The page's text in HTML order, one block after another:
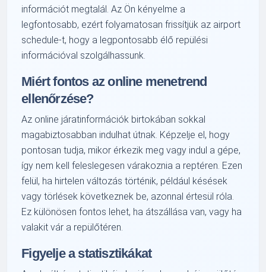
információt megtalál. Az Ön kényelme a
legfontosabb, ezért folyamatosan frissítjük az airport
schedule-t, hogy a legpontosabb élő repülési
információval szolgálhassunk.
Miért fontos az online menetrend
ellenőrzése?
Az online járatinformációk birtokában sokkal
magabiztosabban indulhat útnak. Képzelje el, hogy
pontosan tudja, mikor érkezik meg vagy indul a gépe,
így nem kell feleslegesen várakoznia a reptéren. Ezen
felül, ha hirtelen változás történik, például késések
vagy törlések következnek be, azonnal értesül róla.
Ez különösen fontos lehet, ha átszállása van, vagy ha
valakit vár a repülőtéren.
Figyelje a statisztikákat